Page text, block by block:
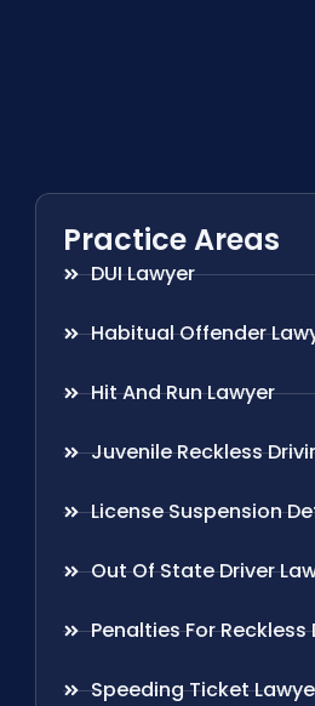
Practice Areas
DUI Lawyer
Habitual Offender
Hit And Run Lawyer
Juvenile Reckless
License Suspension
Out Of State Driver
Penalties For Reckless
Speeding Ticket